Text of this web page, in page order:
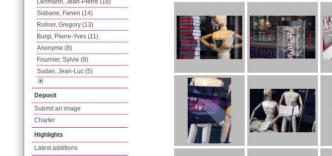
Lehmann, Jean-Pierre (18)
Sisbane, Fanen (14)
Rohrer, Gregory (13)
Burgi, Pierre-Yves (11)
Anonyme (8)
Fournier, Sylvie (8)
Sudan, Jean-Luc (5)
Deposit
Submit an image
Charter
Highlights
Latest additions